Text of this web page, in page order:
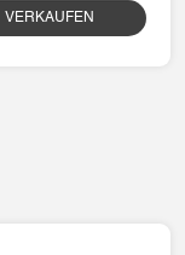
VERKAUFEN